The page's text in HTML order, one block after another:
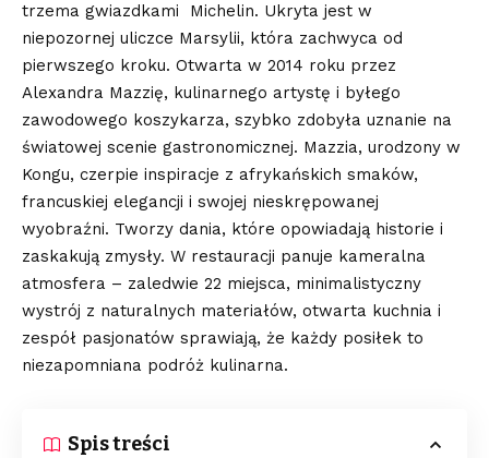
trzema gwiazdkami Michelin. Ukryta jest w
niepozornej uliczce Marsylii, która zachwyca od
pierwszego kroku. Otwarta w 2014 roku przez
Alexandra Mazzię, kulinarnego artystę i byłego
zawodowego koszykarza, szybko zdobyła uznanie na
światowej scenie gastronomicznej. Mazzia, urodzony w
Kongu, czerpie inspiracje z afrykańskich smaków,
francuskiej elegancji i swojej nieskrępowanej
wyobraźni. Tworzy dania, które opowiadają historie i
zaskakują zmysły. W restauracji panuje kameralna
atmosfera – zaledwie 22 miejsca, minimalistyczny
wystrój z naturalnych materiałów, otwarta kuchnia i
zespół pasjonatów sprawiają, że każdy posiłek to
niezapomniana podróż kulinarna.
Spis treści